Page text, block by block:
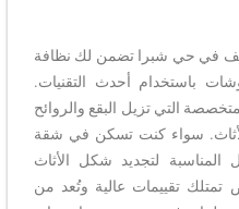
في حي شبرا تضمن لك نظافة
باستخدام أحدث التقنيات.
التي تزيل البقع والروائح
سواء كنت تسكن في شقة
المناسبة لتجديد شكل الأثاث
تمتلك تقييمات عالية وتُعد من